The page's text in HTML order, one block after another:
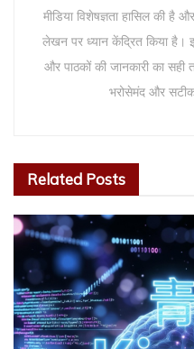
मीडिया विशेषज्ञता हासिल की
लेखन पर ध्यान केंद्रित किया है।
और पाठकों की जानकारी का
भरोसेमंद और
Related Posts